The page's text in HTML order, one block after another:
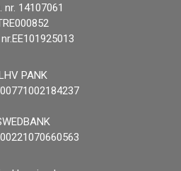
nr. 14107061
PANK